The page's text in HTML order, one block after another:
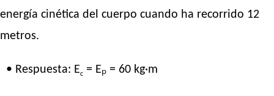
energía cinética del cuerpo cuando ha recorrido 12
metros.
• Respuesta: Ec = Eₚ = 60 kg·m